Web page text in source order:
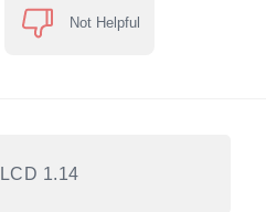
Not Helpful
1.14